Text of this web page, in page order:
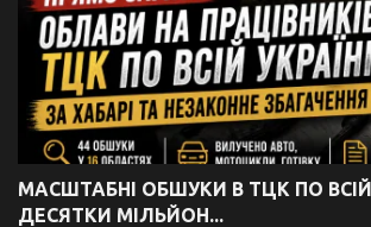
МАСШТАБНІ ОБШУКИ В ТЦК ПО ВСІЙ
ДЕСЯТКИ МІЛЬЙОН...